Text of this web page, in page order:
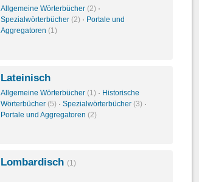
Allgemeine Wörterbücher (2) ·
Spezialwörterbücher (2) · Portale und
Aggregatoren (1)
Lateinisch
Allgemeine Wörterbücher (1) · Historische
Wörterbücher (5) · Spezialwörterbücher (3) ·
Portale und Aggregatoren (2)
Lombardisch (1)